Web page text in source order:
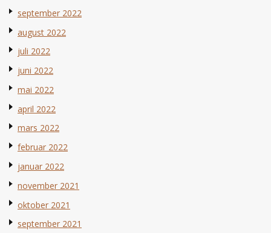
september 2022
august 2022
juli 2022
juni 2022
mai 2022
april 2022
mars 2022
februar 2022
januar 2022
november 2021
oktober 2021
september 2021